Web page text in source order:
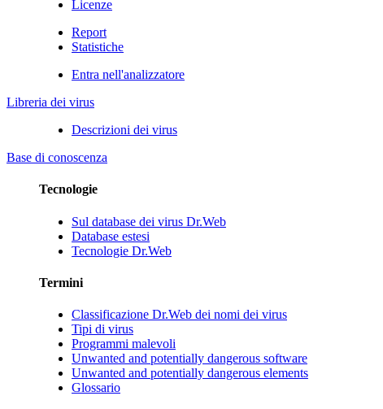
Licenze
Report
Statistiche
Entra nell'analizzatore
Libreria dei virus
Descrizioni dei virus
Base di conoscenza
Tecnologie
Sul database dei virus Dr.Web
Database estesi
Tecnologie Dr.Web
Termini
Classificazione Dr.Web dei nomi dei virus
Tipi di virus
Programmi malevoli
Unwanted and potentially dangerous software
Unwanted and potentially dangerous elements
Glossario